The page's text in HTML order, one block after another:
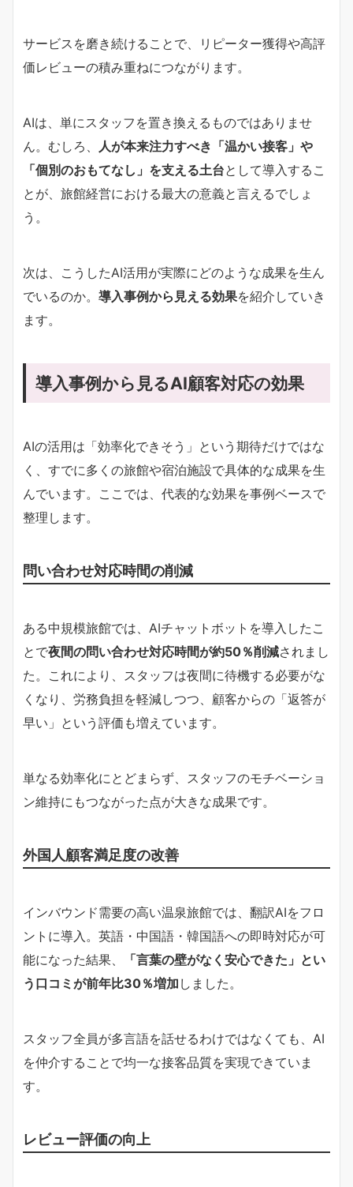
サービスを磨き続けることで、リピーター獲得や高評
価レビューの積み重ねにつながります。
AIは、単にスタッフを置き換えるものではありませ
ん。むしろ、
人が本来注力すべき「温かい接客」や
「個別のおもてなし」を支える土台として導入するこ
とが、旅館経営における最大の意義と言えるでしょ
う。
次は、こうしたAI活用が実際にどのような成果を生ん
でいるのか。 導入事例から見える効果を紹介していき
ます。
導入事例から見るAI顧客対応の効果
AIの活用は「効率化できそう」という期待だけではな
く、すでに多くの旅館や宿泊施設で具体的な成果を生
んでいます。ここでは、代表的な効果を事例ベースで
整理します。
問い合わせ対応時間の削減
ある中規模旅館では、AIチャットボットを導入したこ
とで夜間の問い合わせ対応時間が約50％削減されまし
た。これにより、スタッフは夜間に待機する必要がな
くなり、労務負担を軽減しつつ、顧客からの「返答が
早い」という評価も増えています。
単なる効率化にとどまらず、スタッフのモチベーショ
ン維持にもつながった点が大きな成果です。
外国人顧客満足度の改善
インバウンド需要の高い温泉旅館では、翻訳AIをフロ
ントに導入。英語・中国語・韓国語への即時対応が可
能になった結果、
「言葉の壁がなく安心できた」とい
う口コミが前年比30％増加 しました。
スタッフ全員が多言語を話せるわけではなくても、AI
を仲介することで均一な接客品質を実現できていま
す。
レビュー評価の向上